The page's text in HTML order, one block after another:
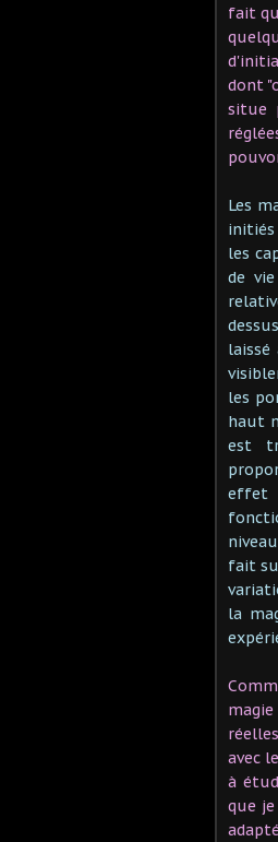
fait
dont
situe
Les
les
de
les
haut
est
effet
fait
la
avec
à
que